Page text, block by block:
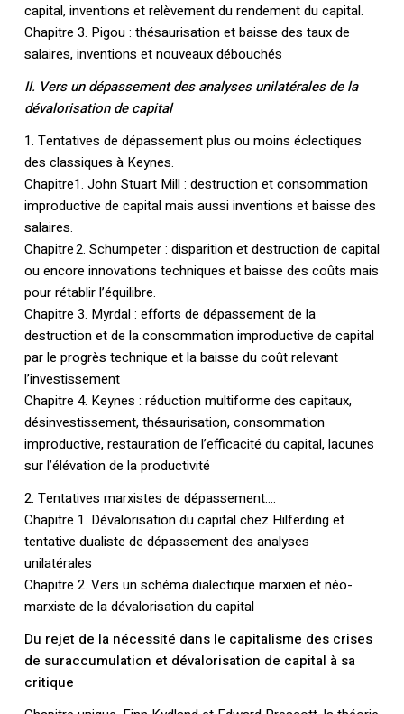
capital, inventions et relèvement du rendement du capital.
Chapitre 3. Pigou : thésaurisation et baisse des taux de
salaires, inventions et nouveaux débouchés
II. Vers un dépassement des analyses unilatérales de la
dévalorisation de capital
1. Tentatives de dépassement plus ou moins éclectiques
des classiques à Keynes.
Chapitre1. John Stuart Mill : destruction et consommation
improductive de capital mais aussi inventions et baisse des
salaires.
Chapitre 2. Schumpeter : disparition et destruction de capital
ou encore innovations techniques et baisse des coûts mais
pour rétablir l’équilibre.
Chapitre 3. Myrdal : efforts de dépassement de la
destruction et de la consommation improductive de capital
par le progrès technique et la baisse du coût relevant
l’investissement
Chapitre 4. Keynes : réduction multiforme des capitaux,
désinvestissement, thésaurisation, consommation
improductive, restauration de l’efficacité du capital, lacunes
sur l’élévation de la productivité
2. Tentatives marxistes de dépassement….
Chapitre 1. Dévalorisation du capital chez Hilferding et
tentative dualiste de dépassement des analyses
unilatérales
Chapitre 2. Vers un schéma dialectique marxien et néo-
marxiste de la dévalorisation du capital
Du rejet de la nécessité dans le capitalisme des crises
de suraccumulation et dévalorisation de capital à sa
critique